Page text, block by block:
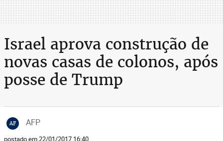
Israel aprova construção de
novas casas de colonos, após
posse de Trump
AF AFP
postado em 22/01/2017 16:40